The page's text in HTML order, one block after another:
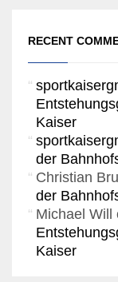
RECENT
Kaiser
der
Christian
der
Michael Will
Kaiser